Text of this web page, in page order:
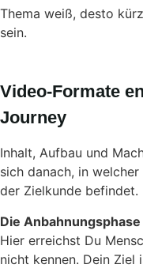
Thema weiß, desto
sein.
Video-Formate
Journey
Inhalt, Aufbau und
sich danach, in
der Zielkunde befindet.
Die
Hier erreichst Du
nicht kennen. Dein Ziel